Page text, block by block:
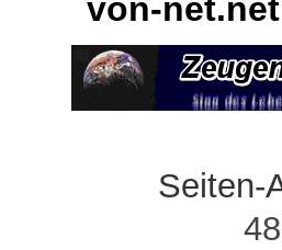
von-net.net
Seiten-